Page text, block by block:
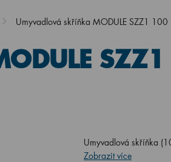
Umyvadlová skříňka MODULE SZZ1 100
Umyvadlová skříňka
Zobrazit více